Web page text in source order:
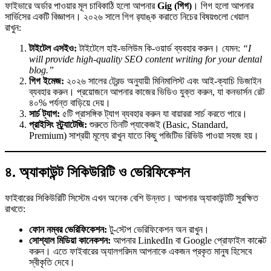
ফাইভারে অর্ডার পাওয়ার মূল চাবিকাঠি হলো আপনারGig (গিগ) । গিগ হলো আপনার
সার্ভিসের একটি বিজ্ঞাপন। ২০২৬ সালে গিগ র‍্যাঙ্ক করাতে নিচের বিষয়গুলো খেয়াল
রাখুন:
টাইটেল এসইও: টাইটেলে হাই-ভলিউম কি-ওয়ার্ড ব্যবহার করুন। যেমন: “I
will provide high-quality SEO content writing for your dental
blog.”
গিগ ইমেজ: ২০২৬ সালের ট্রেন্ড অনুযায়ী মিনিমালিস্ট এবং আই-ক্যাচি ডিজাইন
ব্যবহার করুন। প্রয়োজনে আপনার কাজের ভিডিও যুক্ত করুন, যা কনভার্সন রেট
৪০% পর্যন্ত বাড়িয়ে দেয়।
সার্চ ট্যাগ: ৫টি প্রাসঙ্গিক ট্যাগ ব্যবহার করুন যা বায়াররা সার্চ করতে পারে।
প্রাইসিং স্ট্র্যাটেজি: শুরুতে তিনটি প্যাকেজই (Basic, Standard,
Premium) সাশ্রয়ী মূল্যে রাখুন যাতে কিছু পজিটিভ রিভিউ পাওয়া সহজ হয়।
৪. অ্যাকাউন্ট সিকিউরিটি ও ভেরিফিকেশন
ফাইবারের সিকিউরিটি সিস্টেম এখন অনেক বেশি উন্নত। আপনার অ্যাকাউন্টটি সুরক্ষিত
রাখতে:
ফোন নম্বর ভেরিফিকেশন: টু-স্টেপ ভেরিফিকেশন অন রাখুন।
সোশ্যাল মিডিয়া কানেকশন: আপনার LinkedIn বা Google প্রোফাইল কানেক্ট
করুন। এতে ফাইবারের অ্যালগরিদম আপনাকে একজন প্রকৃত মানুষ হিসেবে
স্বীকৃতি দেবে।